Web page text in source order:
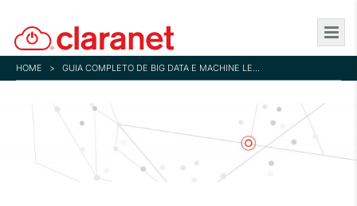
to
main
content
HOME > GUIA COMPLETO DE BIG DATA E MACHINE LEARNING